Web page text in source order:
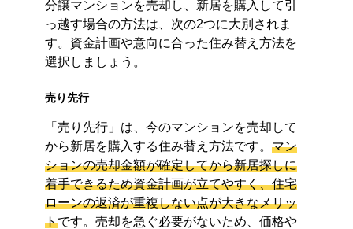
分譲マンションを売却し、新居を購入して引
っ越す場合の方法は、次の2つに大別されま
す。資金計画や意向に合った住み替え方法を
選択しましょう。
売り先行
「売り先行」は、今のマンションを売却して
から新居を購入する住み替え方法です。 マン
ションの売却金額が確定してから新居探しに
着手できるため資金計画が立てやすく、住宅
ローンの返済が重複しない点が大きなメリッ
トです。売却を急ぐ必要がないため、価格や